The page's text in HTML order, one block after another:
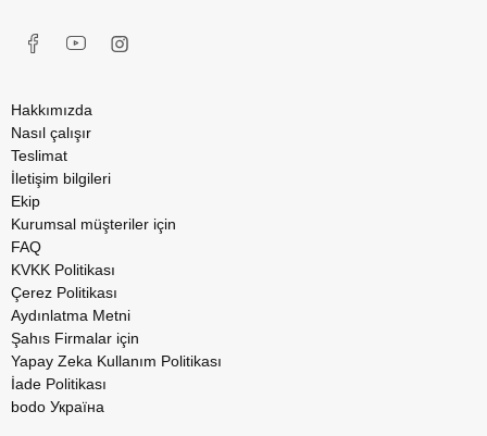
Hakkımızda
Nasıl çalışır
Teslimat
İletişim bilgileri
Ekip
Kurumsal müşteriler için
FAQ
KVKK Politikası
Çerez Politikası
Aydınlatma Metni
Şahıs Firmalar için
Yapay Zeka Kullanım Politikası
İade Politikası
bodo Україна